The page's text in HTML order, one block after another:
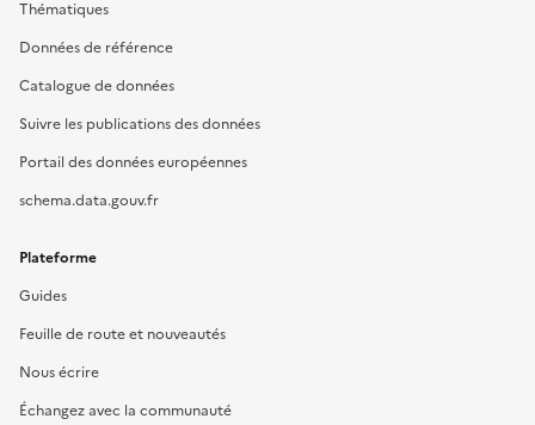
Thématiques
Données de référence
Catalogue de données
Suivre les publications des données
Portail des données européennes
schema.data.gouv.fr
Plateforme
Guides
Feuille de route et nouveautés
Nous écrire
Échangez avec la communauté